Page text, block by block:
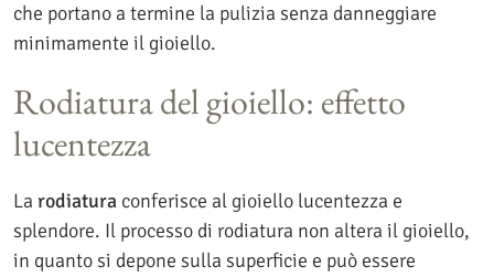
che portano a termine la pulizia senza danneggiare
minimamente il gioiello.
Rodiatura del gioiello: effetto
lucentezza
La rodiatura conferisce al gioiello lucentezza e
splendore. Il processo di rodiatura non altera il gioiello,
in quanto si depone sulla superficie e può essere